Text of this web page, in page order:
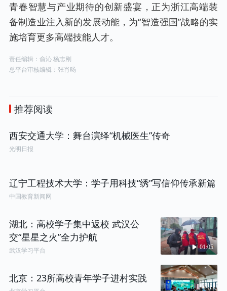
青春智慧与产业期待的创新盛宴，正为浙江高端装
备制造业注入新的发展动能，为“智造强国”战略的实
施培育更多高端技能人才。
责任编辑：俞沁 杨志刚
总平台审核编辑：张肖旸
推荐阅读
西安交通大学：舞台演绎“机械医生”传奇
光明日报
辽宁工程技术大学：学子用科技“绣”写信仰传承新篇
中国教育新闻网
湖北：高校学子集中返校 武汉公
交“星星之火”全力护航
武汉学习平台 01:05
北京：23所高校青年学子进村实践